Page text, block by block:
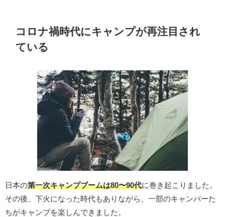
コロナ禍時代にキャンプが再注目され
ている
日本の第一次キャンプブームは80〜90代に巻き起こりました。
その後、下火になった時代もありながら、一部のキャンパーた
ちがキャンプを楽しんできました。